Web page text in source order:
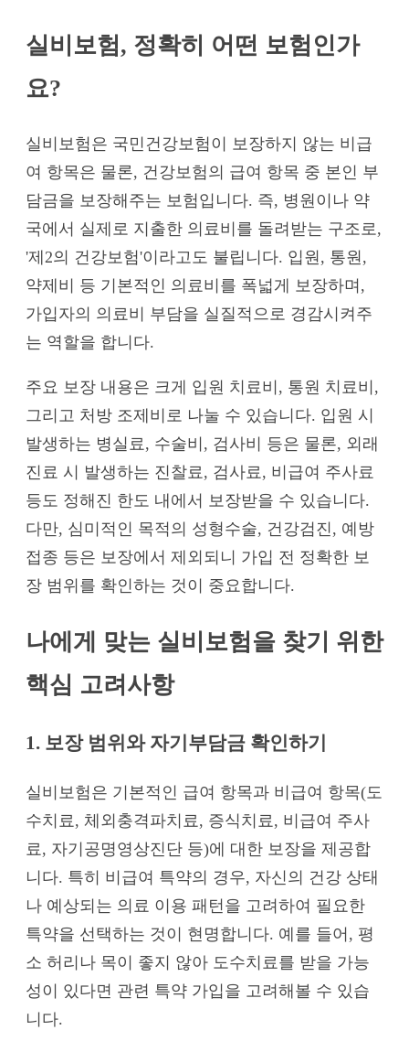
실비보험, 정확히 어떤 보험인가
요?
실비보험은 국민건강보험이 보장하지 않는 비급
여 항목은 물론, 건강보험의 급여 항목 중 본인 부
담금을 보장해주는 보험입니다. 즉, 병원이나 약
국에서 실제로 지출한 의료비를 돌려받는 구조로,
'제2의 건강보험'이라고도 불립니다. 입원, 통원,
약제비 등 기본적인 의료비를 폭넓게 보장하며,
가입자의 의료비 부담을 실질적으로 경감시켜주
는 역할을 합니다.
주요 보장 내용은 크게 입원 치료비, 통원 치료비,
그리고 처방 조제비로 나눌 수 있습니다. 입원 시
발생하는 병실료, 수술비, 검사비 등은 물론, 외래
진료 시 발생하는 진찰료, 검사료, 비급여 주사료
등도 정해진 한도 내에서 보장받을 수 있습니다.
다만, 심미적인 목적의 성형수술, 건강검진, 예방
접종 등은 보장에서 제외되니 가입 전 정확한 보
장 범위를 확인하는 것이 중요합니다.
나에게 맞는 실비보험을 찾기 위한
핵심 고려사항
1. 보장 범위와 자기부담금 확인하기
실비보험은 기본적인 급여 항목과 비급여 항목(도
수치료, 체외충격파치료, 증식치료, 비급여 주사
료, 자기공명영상진단 등)에 대한 보장을 제공합
니다. 특히 비급여 특약의 경우, 자신의 건강 상태
나 예상되는 의료 이용 패턴을 고려하여 필요한
특약을 선택하는 것이 현명합니다. 예를 들어, 평
소 허리나 목이 좋지 않아 도수치료를 받을 가능
성이 있다면 관련 특약 가입을 고려해볼 수 있습
니다.